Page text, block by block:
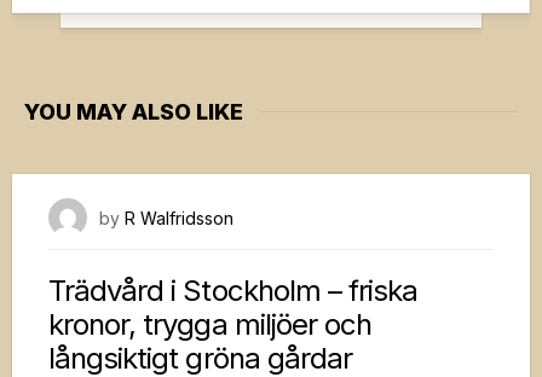
YOU MAY ALSO LIKE
by R Walfridsson
Trädvård i Stockholm – friska
kronor, trygga miljöer och
långsiktigt gröna gårdar